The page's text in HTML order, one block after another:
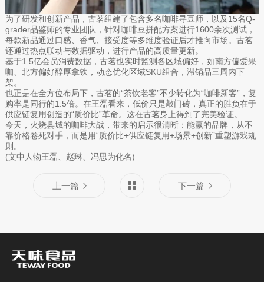
为了研发和创新产品，古茗组建了包含多名咖啡寻豆师，以及15名Q-
grader品鉴师的专业团队，针对咖啡豆拼配方案进行1600余次测试，
每款新品通过口感、香气、接受度等多维度验证后才推向市场。古茗
还通过热点联动与数据驱动，进行产品的高质量更新。
基于1.5亿会员消费数据，古茗也实时监测各区域偏好，如南方偏爱果
咖、北方偏好醇厚拿铁，动态优化区域SKU组合，滞销品三周内下
架。
也正是在全方位布局下，古茗的“茶饮老客”不少转化为“咖啡新客”，复
购率是同行的1.5倍。在王磊看来，低价只是敲门砖，真正的胜负在于
供应链复用创造的“质价比”革命。这在古茗身上得到了完美验证。
今天，火烧县城的咖啡大战，带来的启示很清晰：能赢的品牌，从不
靠价格卷死对手，而是用“质价比+供应链复用+场景+创新”重塑游戏规
则。
(文中人物王磊、赵琳、冯思为化名)
上一篇 下一篇